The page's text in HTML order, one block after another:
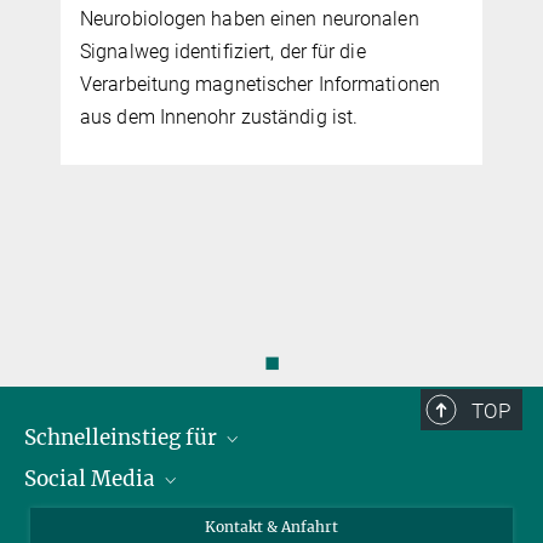
Neurobiologen haben einen neuronalen
Signalweg identifiziert, der für die
Verarbeitung magnetischer Informationen
aus dem Innenohr zuständig ist.
◼
TOP
Schnelleinstieg für
Journalist*innen
Social Media
Kontakt & Anfahrt